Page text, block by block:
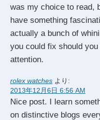
was my choice to read,
have something
actually a bunch of
you could fix should
attention.
rolex watches より:
2013年12月6日 6:56 AM
Nice post. I learn
on distinctive blogs